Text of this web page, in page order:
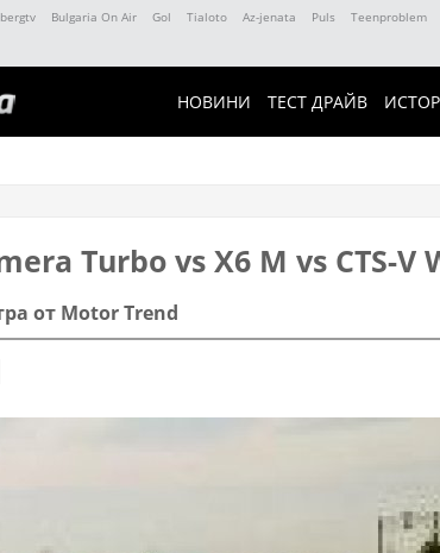
Bulgaria On Air Gol Tialoto Az-jenata Puls Teenproblem
НОВИНИ ТЕСТ ДРАЙВ
Turbo vs X6 M vs CTS-V
от Motor Trend